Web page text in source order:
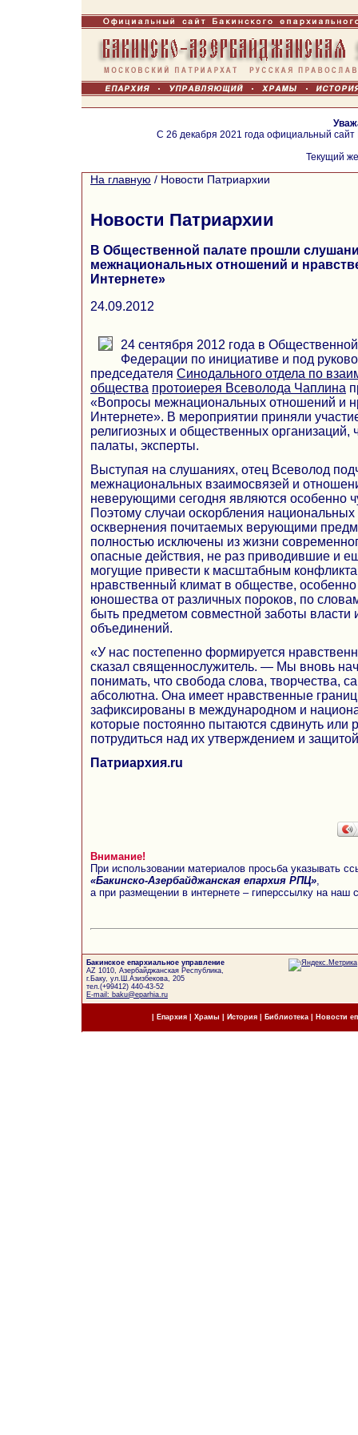
С 26 декабря 2021 года официальный
Текущий
На главную / Новости Патриархии
Новости Патриархии
В Общественной палате прошли
межнациональных отношений и
Интернете»
24.09.2012
24 сентября 2012 года в
Федерации по инициативе и под
председателя Синодального отдела по
общества протоиерея Всеволода Чаплина
«Вопросы межнациональных отношений и
Интернете». В мероприятии приняли
религиозных и общественных
палаты, эксперты.
Выступая на слушаниях, отец Всеволод
межнациональных взаимосвязей и
неверующими сегодня являются особенно
Поэтому случаи оскорбления национальных
осквернения почитаемых верующими
полностью исключены из жизни
опасные действия, не раз приводившие и
могущие привести к масштабным
нравственный климат в обществе,
юношества от различных пороков, по
быть предметом совместной заботы власти
объединений.
«У нас постепенно формируется
сказал священнослужитель. — Мы вновь
понимать, что свобода слова, творчества,
абсолютна. Она имеет нравственные
зафиксированы в международном и
которые постоянно пытаются сдвинуть или
потрудиться над их утверждением и
Патриархия.ru
Внимание!
При использовании материалов просьба указывать
«Бакинско-Азербайджанская епархия РПЦ»
а при размещении в интернете – гиперссылку на наш
Бакинское епархиальное управление
AZ 1010, Азербайджанская Республика,
г.Баку, ул.Ш.Азизбекова, 205
тел.(+99412) 440-43-52
E-mail: baku@eparhia.ru
Епархия| Храмы История| Библиотека Новости